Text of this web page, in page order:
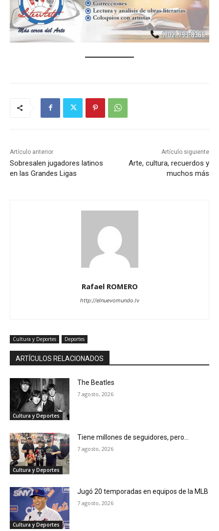
Artículo anterior
Sobresalen jugadores latinos
en las Grandes Ligas
Artículo siguiente
Arte, cultura, recuerdos y
muchos más
Rafael ROMERO
http://elnuevomundo.lv
Cultura y Deportes Deportes
ARTÍCULOS RELACIONADOS
Cultura y Deportes
The Beatles
7 agosto, 2026
Cultura y Deportes
Tiene millones de seguidores, pero…
7 agosto, 2026
Cultura y Deportes
Jugó 20 temporadas en equipos de la MLB
7 agosto, 2026